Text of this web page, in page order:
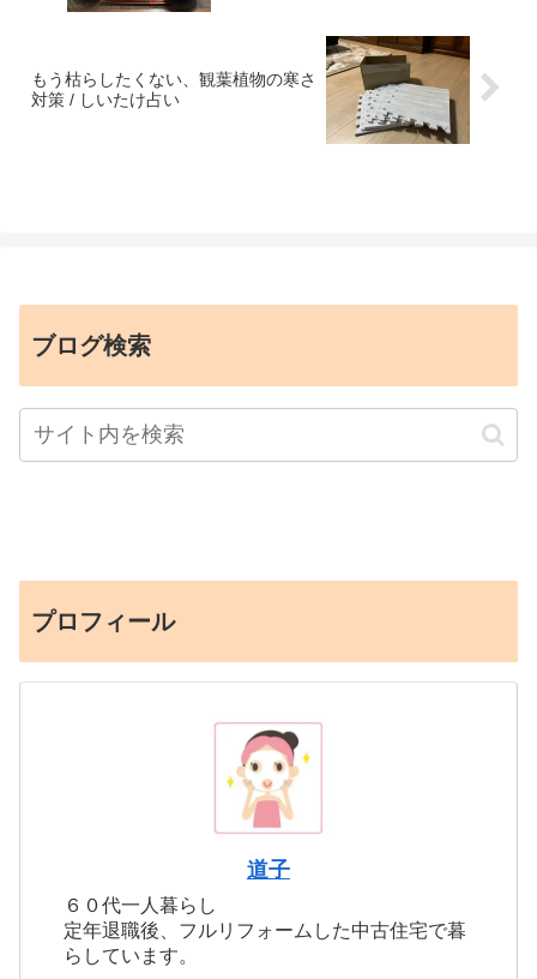
もう枯らしたくない、観葉植物の寒さ
対策 / しいたけ占い
ブログ検索
プロフィール
道子
６０代一人暮らし
定年退職後、フルリフォームした中古住宅で暮
らしています。